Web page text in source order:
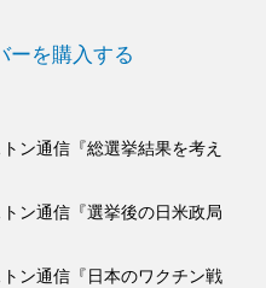
ーを購入する
ン通信『日本のワクチン戦
ン通信『選挙後の日米政局
ン通信『総選挙結果を考え